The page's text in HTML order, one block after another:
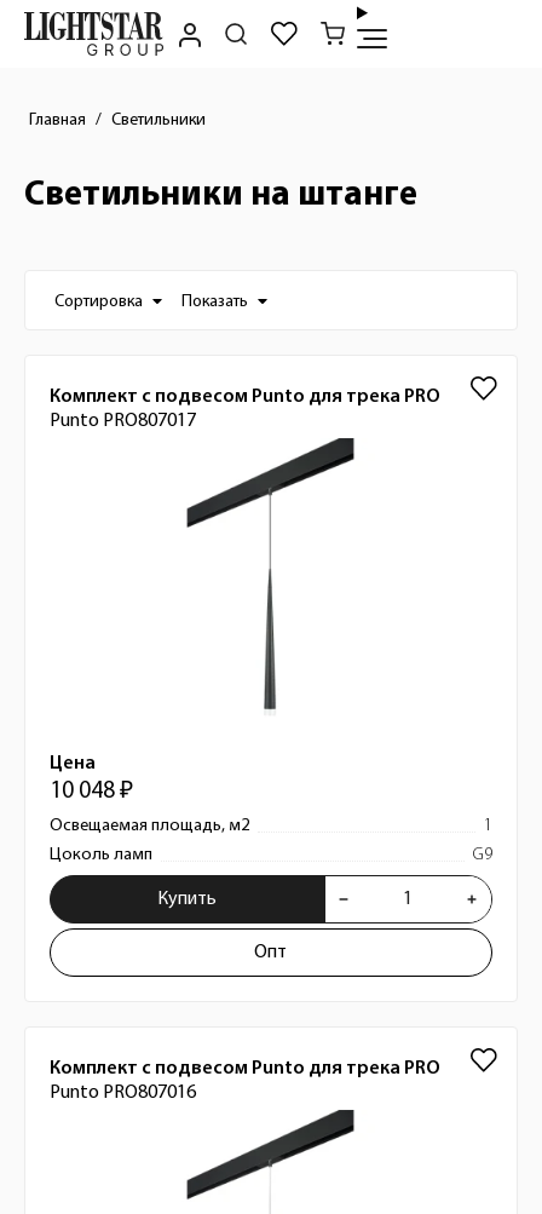
Главная Светильники
Светильники на штанге
Настройки отображения списка
Сортировка Показать
Комплект с подвесом Punto для трека PRO
Punto PRO807017
Цена
10 048 ₽
Освещаемая площадь, м2
1
Цоколь ламп
G9
Купить
Опт
Комплект с подвесом Punto для трека PRO
Punto PRO807016